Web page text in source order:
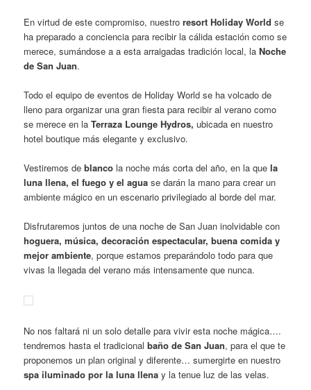
En virtud de este compromiso, nuestro resort Holiday World se
ha preparado a conciencia para recibir la cálida estación como se
merece, sumándose a a esta arraigadas tradición local, laNoche
de San Juan.
Todo el equipo de eventos de Holiday World se ha volcado de
lleno para organizar una gran fiesta para recibir al verano como
se merece en laTerraza Lounge Hydros,ubicada en nuestro
hotel boutique más elegante y exclusivo.
Vestiremos deblanco la noche más corta del año, en la quela
luna llena, el fuego y el agua se darán la mano para crear un
ambiente mágico en un escenario privilegiado al borde del mar.
Disfrutaremos juntos de una noche de San Juan inolvidable con
hoguera, música, decoración espectacular, buena comida y
mejor ambiente, porque estamos preparándolo todo para que
vivas la llegada del verano más intensamente que nunca.
No nos faltará ni un solo detalle para vivir esta noche mágica….
tendremos hasta el tradicionalbaño de San Juan, para el que te
proponemos un plan original y diferente… sumergirte en nuestro
spa iluminado por la luna llena y la tenue luz de las velas.